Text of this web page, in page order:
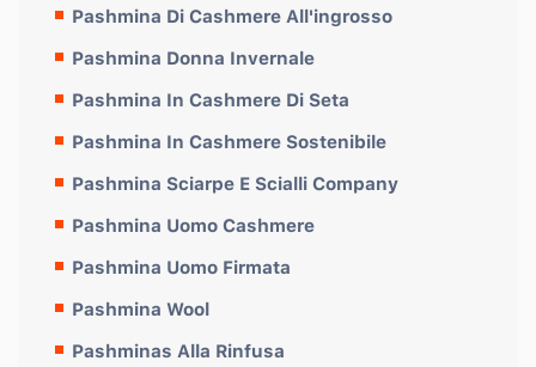
Pashmina Di Cashmere All'ingrosso
Pashmina Donna Invernale
Pashmina In Cashmere Di Seta
Pashmina In Cashmere Sostenibile
Pashmina Sciarpe E Scialli Company
Pashmina Uomo Cashmere
Pashmina Uomo Firmata
Pashmina Wool
Pashminas Alla Rinfusa